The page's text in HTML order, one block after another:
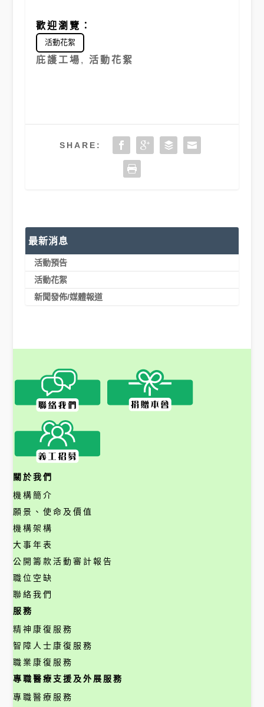
歡迎瀏覽：
活動花絮
庇護工場 , 活動花絮
SHARE:
最新消息
活動預告
活動花絮
新聞發佈/媒體報道
關於我們
機構簡介
願景、使命及價值
機構架構
大事年表
公開籌款活動審計報告
職位空缺
聯絡我們
服務
精神康復服務
智障人士康復服務
職業康復服務
專職醫療支援及外展服務
專職醫療服務